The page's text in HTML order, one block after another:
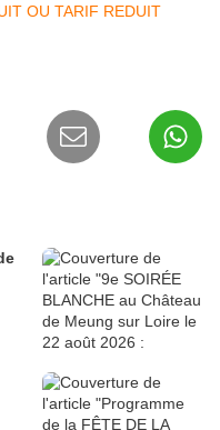
OU TARIF REDUIT